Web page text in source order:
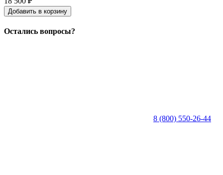
Добавить в корзину
Остались вопросы?
8 (800) 550-26-44